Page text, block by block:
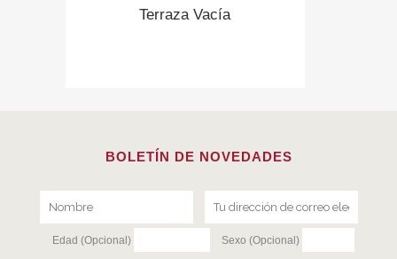
Terraza Vacía
BOLETÍN DE NOVEDADES
Edad (Opcional) Sexo (Opcional)